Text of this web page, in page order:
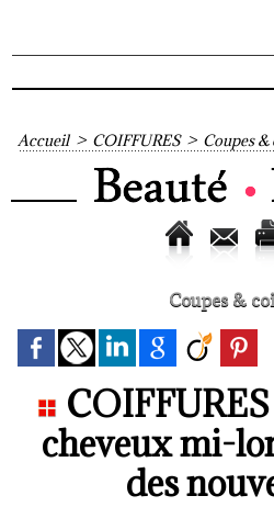
Accueil > COIFFURES > Coupes
Coupes &
cheveux mi-
des